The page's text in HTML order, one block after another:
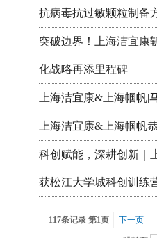
抗病毒抗过敏颗粒制备
突破边界！上海洁宜康
化战略再添里程碑
上海洁宜康&上海帼帆|
上海洁宜康&上海帼帆
科创赋能，深耕创新｜
获松江大学城科创训练
117条记录 第1页 下一页